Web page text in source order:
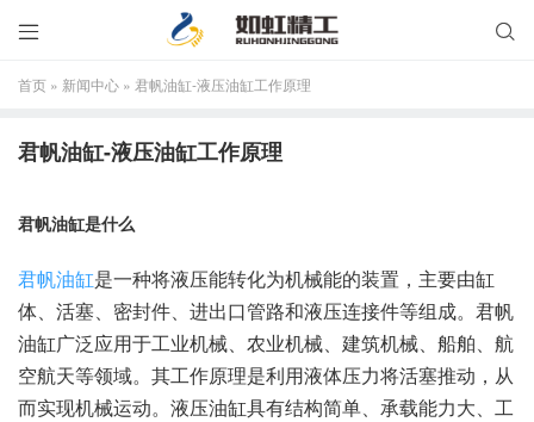


首页 » 新闻中心 » 君帆油缸-液压油缸工作原理
君帆油缸-液压油缸工作原理
君帆油缸是什么
君帆油缸是一种将液压能转化为机械能的装置，主要由缸
体、活塞、密封件、进出口管路和液压连接件等组成。君帆
油缸广泛应用于工业机械、农业机械、建筑机械、船舶、航
空航天等领域。其工作原理是利用液体压力将活塞推动，从
而实现机械运动。液压油缸具有结构简单、承载能力大、工